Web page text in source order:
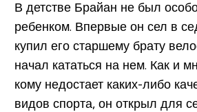
В детстве Брайан не был
ребенком. Впервые он сел в
купил его старшему брату
начал кататься на нем. Как и
кому недостает каких-либо
видов спорта, он открыл для